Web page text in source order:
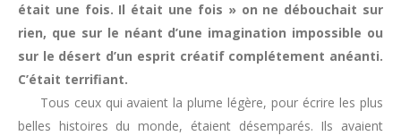
était une fois. Il était une fois » on ne débouchait sur
rien, que sur le néant d’une imagination impossible ou
sur le désert d’un esprit créatif complétement anéanti.
C’était terrifiant.
Tous ceux qui avaient la plume légère, pour écrire les plus
belles histoires du monde, étaient désemparés. Ils avaient